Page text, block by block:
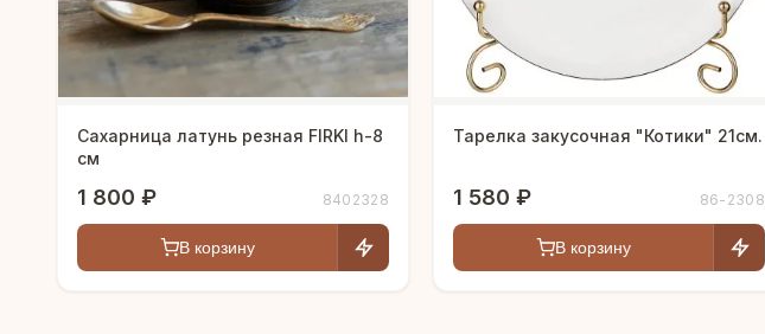
Сахарница латунь резная FIRKI h-8
см
1 800 ₽ 8402328
В корзину
Тарелка закусочная "Котики" 21см.
1 580 ₽ 86-2308
В корзину